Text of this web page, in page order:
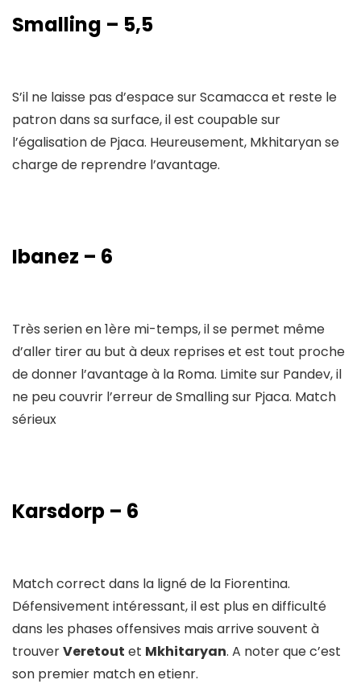
Smalling – 5,5
S’il ne laisse pas d’espace sur Scamacca et reste le
patron dans sa surface, il est coupable sur
l’égalisation de Pjaca. Heureusement, Mkhitaryan se
charge de reprendre l’avantage.
Ibanez – 6
Très serien en 1ère mi-temps, il se permet même
d’aller tirer au but à deux reprises et est tout proche
de donner l’avantage à la Roma. Limite sur Pandev, il
ne peu couvrir l’erreur de Smalling sur Pjaca. Match
sérieux
Karsdorp – 6
Match correct dans la ligné de la Fiorentina.
Défensivement intéressant, il est plus en difficulté
dans les phases offensives mais arrive souvent à
trouverVeretout et Mkhitaryan. A noter que c’est
son premier match en etienr.